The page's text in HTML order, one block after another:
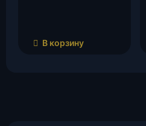
В корзину